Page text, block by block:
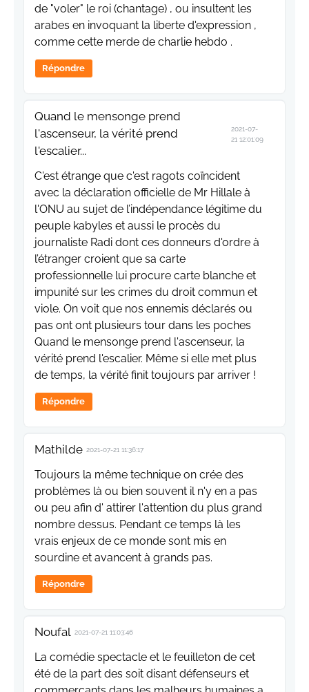
de "voler" le roi (chantage) , ou insultent les
arabes en invoquant la liberte d'expression ,
comme cette merde de charlie hebdo .
Répondre
Quand le mensonge prend
l'ascenseur, la vérité prend
l'escalier...
2021-07-
21 12:01:09
C'est étrange que c'est ragots coïncident
avec la déclaration officielle de Mr Hillale à
l'ONU au sujet de l’indépendance légitime du
peuple kabyles et aussi le procès du
journaliste Radi dont ces donneurs d'ordre à
l’étranger croient que sa carte
professionnelle lui procure carte blanche et
impunité sur les crimes du droit commun et
viole. On voit que nos ennemis déclarés ou
pas ont ont plusieurs tour dans les poches
Quand le mensonge prend l'ascenseur, la
vérité prend l'escalier. Même si elle met plus
de temps, la vérité finit toujours par arriver !
Répondre
Mathilde 2021-07-21 11:36:17
Toujours la même technique on crée des
problèmes là ou bien souvent il n'y en a pas
ou peu afin d' attirer l'attention du plus grand
nombre dessus. Pendant ce temps là les
vrais enjeux de ce monde sont mis en
sourdine et avancent à grands pas.
Répondre
Noufal 2021-07-21 11:03:46
La comédie spectacle et le feuilleton de cet
été de la part des soit disant défenseurs et